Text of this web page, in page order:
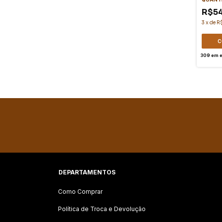
3 xde
309 em
DEPARTAMENTOS
Como Comprar
Política de Troca e Devolução